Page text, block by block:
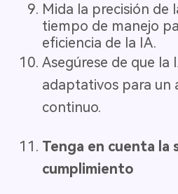
Mida la precisión de
tiempo de manejo
eficiencia de la IA.
Asegúrese de que
adaptativos para un
continuo.
Tenga en cuenta la
cumplimiento